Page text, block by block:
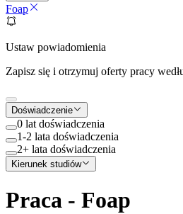
Foap
Ustaw powiadomienia
Zapisz się i otrzymuj oferty pracy
Doświadczenie
0 lat doświadczenia
1-2 lata doświadczenia
2+ lata doświadczenia
Kierunek studiów
Praca - Foap